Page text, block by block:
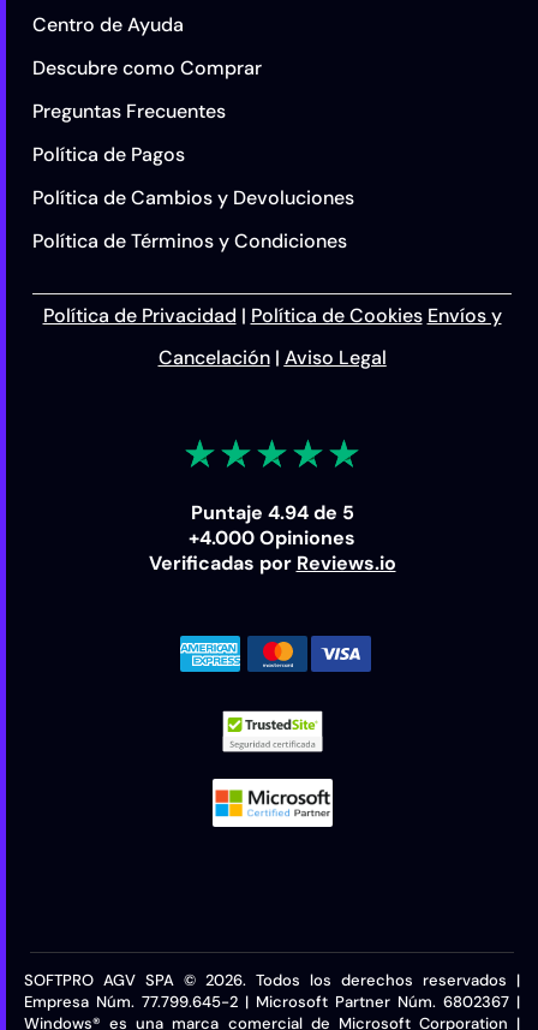
Centro de Ayuda
Descubre como Comprar
Preguntas Frecuentes
Política de Pagos
Política de Cambios y Devoluciones
Política de Términos y Condiciones
Política de Privacidad | Política de Cookies Envíos y
Cancelación| Aviso Legal
Puntaje 4.94 de 5
+4.000 Opiniones
Verificadas por Reviews.io
SOFTPRO AGV SPA © 2026. Todos los derechos reservados |
Empresa Núm. 77.799.645-2 | Microsoft Partner Núm. 6802367 |
Windows® es una marca comercial de Microsoft Corporation |